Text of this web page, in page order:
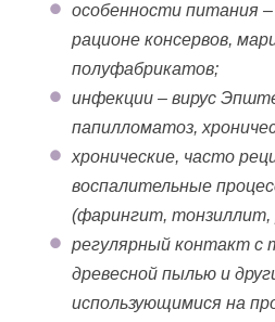
особенности питания
рационе консервов,
полуфабрикатов;
инфекции – вирус
папилломатоз,
хронические, часто
воспалительные
(фарингит, тонзиллит,
регулярный контакт с
древесной пылью и
использующимися на